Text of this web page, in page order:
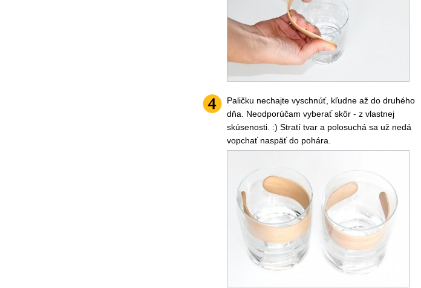
Paličku nechajte vyschnúť, kľudne až do druhého
dňa. Neodporúčam vyberať skôr - z vlastnej
skúsenosti. :) Stratí tvar a polosuchá sa už nedá
vopchať naspäť do pohára.